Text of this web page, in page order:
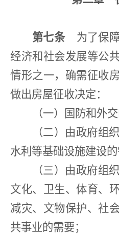
第七条
为了保
经济和社会发展等公
情形之一，确需征收
做出房屋征收决定：
（一）国防和外交
（二）由政府组
水利等基础设施建设的
（三）由政府组
文化、卫生、体育、
减灾、文物保护、社
共事业的需要；